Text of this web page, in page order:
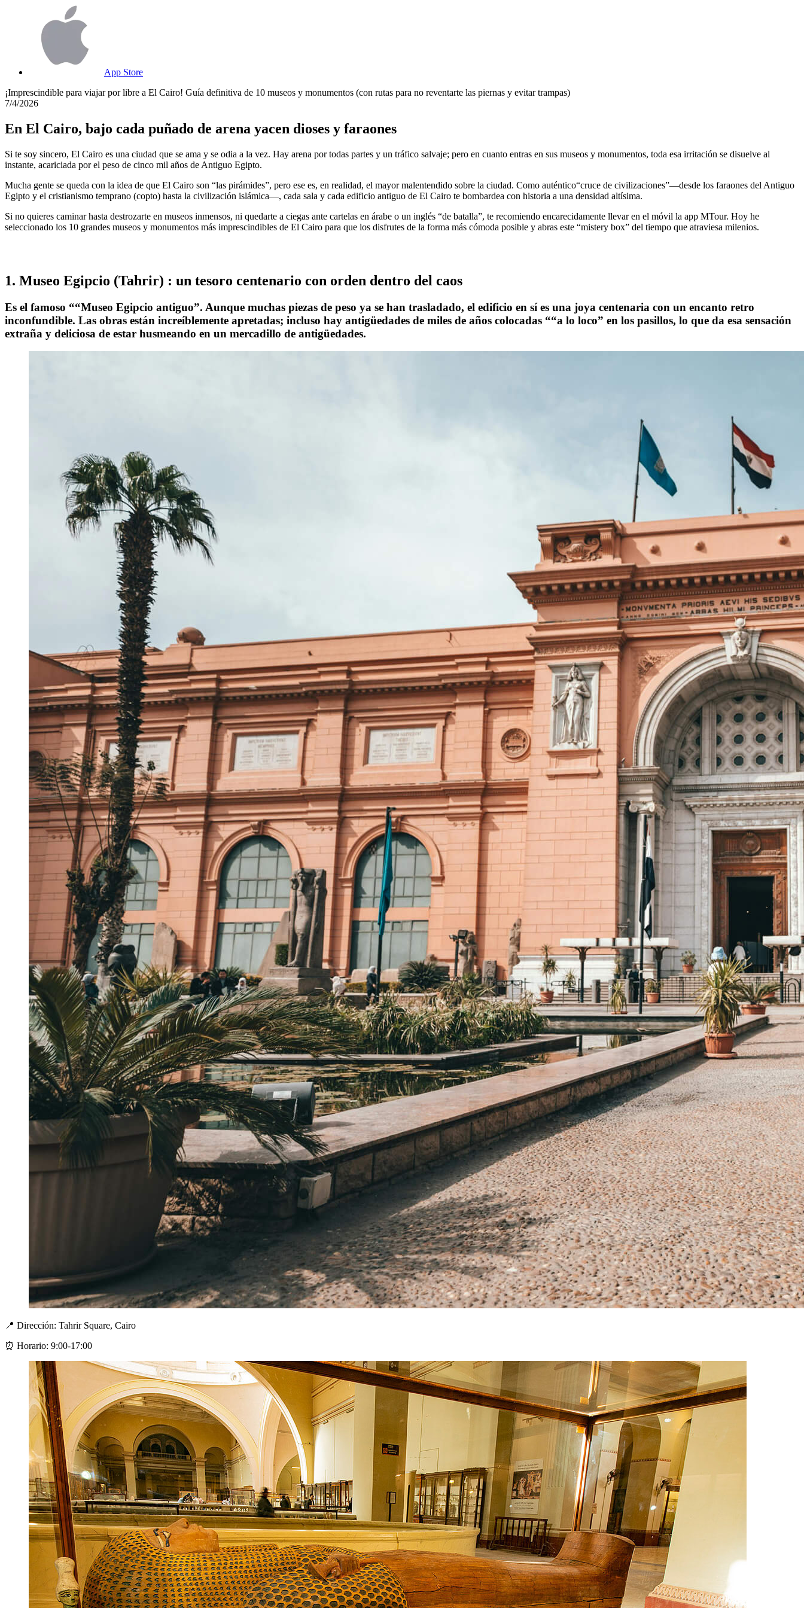
App Store
¡Imprescindible para viajar por libre a El Cairo! Guía definitiva de 10 museos y monumentos (con rutas para no reventarte las piernas y evitar trampas)
7/4/2026
En El Cairo, bajo cada puñado de arena yacen dioses y faraones
Si te soy sincero, El Cairo es una ciudad que se ama y se odia a la vez. Hay arena por todas partes y un tráfico salvaje; pero en cuanto entras en sus museos y monumentos, toda esa irritación se disuelve al
instante, acariciada por el peso de cinco mil años de Antiguo Egipto.
Mucha gente se queda con la idea de que El Cairo son “las pirámides”, pero ese es, en realidad, el mayor malentendido sobre la ciudad. Como auténtico“cruce de civilizaciones”—desde los faraones del Antiguo
Egipto y el cristianismo temprano (copto) hasta la civilización islámica—, cada sala y cada edificio antiguo de El Cairo te bombardea con historia a una densidad altísima.
Si no quieres caminar hasta destrozarte en museos inmensos, ni quedarte a ciegas ante cartelas en árabe o un inglés “de batalla”, te recomiendo encarecidamente llevar en el móvil la app MTour. Hoy he
seleccionado los 10 grandes museos y monumentos más imprescindibles de El Cairo para que los disfrutes de la forma más cómoda posible y abras este “mistery box” del tiempo que atraviesa milenios.
1. Museo Egipcio (Tahrir) : un tesoro centenario con orden dentro del caos
Es el famoso ““Museo Egipcio antiguo”. Aunque muchas piezas de peso ya se han trasladado, el edificio en sí es una joya centenaria con un encanto retro
inconfundible. Las obras están increíblemente apretadas; incluso hay antigüedades de miles de años colocadas ““a lo loco” en los pasillos, lo que da esa sensación
extraña y deliciosa de estar husmeando en un mercadillo de antigüedades.
📍 Dirección: Tahrir Square, Cairo
⏰ Horario: 9:00-17:00